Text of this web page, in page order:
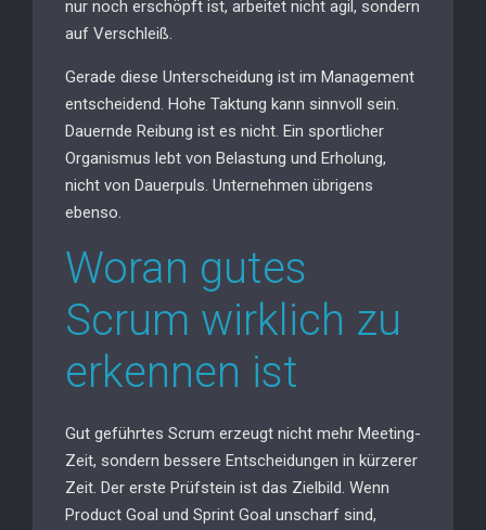
nur noch erschöpft ist, arbeitet nicht agil, sondern
auf Verschleiß.
Gerade diese Unterscheidung ist im Management
entscheidend. Hohe Taktung kann sinnvoll sein.
Dauernde Reibung ist es nicht. Ein sportlicher
Organismus lebt von Belastung und Erholung,
nicht von Dauerpuls. Unternehmen übrigens
ebenso.
Woran gutes
Scrum wirklich zu
erkennen ist
Gut geführtes Scrum erzeugt nicht mehr Meeting-
Zeit, sondern bessere Entscheidungen in kürzerer
Zeit. Der erste Prüfstein ist das Zielbild. Wenn
Product Goal und Sprint Goal unscharf sind,